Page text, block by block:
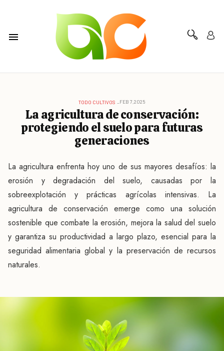
TODO CULTIVOS FEB 7,2025
La agricultura de conservación:
protegiendo el suelo para futuras
generaciones
La agricultura enfrenta hoy uno de sus mayores desafíos: la
erosión y degradación del suelo, causadas por la
sobreexplotación y prácticas agrícolas intensivas. La
agricultura de conservación emerge como una solución
sostenible que combate la erosión, mejora la salud del suelo
y garantiza su productividad a largo plazo, esencial para la
seguridad alimentaria global y la preservación de recursos
naturales.